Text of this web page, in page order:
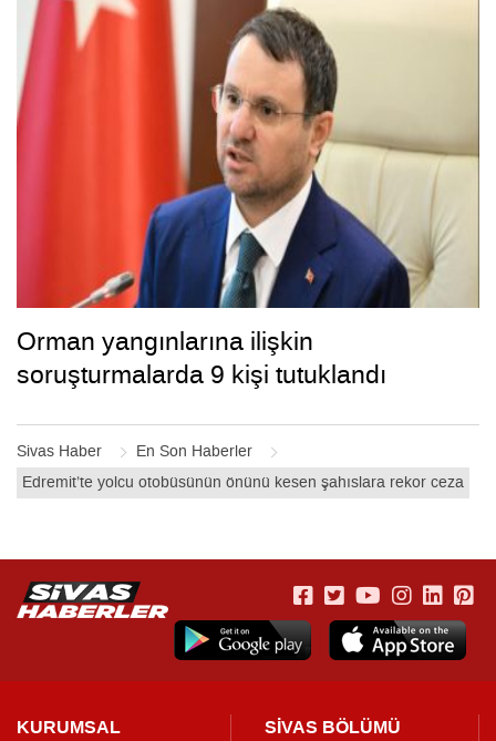
Sivas Haber
En Son Haberler
Edremit’te yolcu otobüsünün önünü kesen şahıslara rekor ceza
Orman yangınlarına ilişkin
soruşturmalarda 9 kişi tutuklandı
KURUMSAL SİVAS BÖLÜMÜ